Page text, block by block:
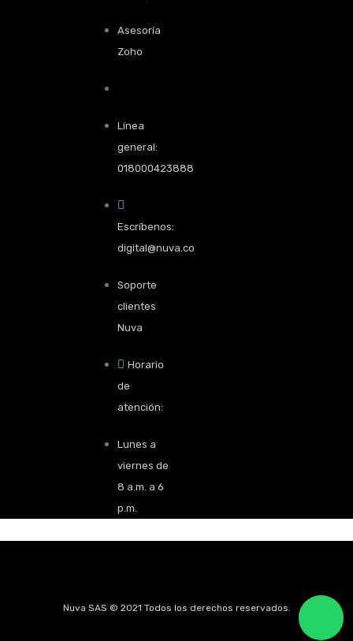
Asesoría
Zoho
Línea
general:
018000423888
Escríbenos:
digital@nuva.co
Soporte
clientes
Nuva
Horario
de
atención:
Lunes a
viernes de
8 a.m. a 6
p.m.
Nuva SAS © 2021 Todos los derechos reservados.